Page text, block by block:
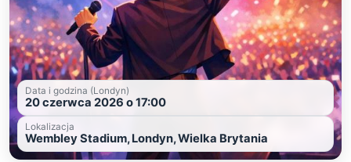
Data i godzina (Londyn)
20 czerwca 2026 o 17:00
Lokalizacja
Wembley Stadium, Londyn, Wielka Brytania